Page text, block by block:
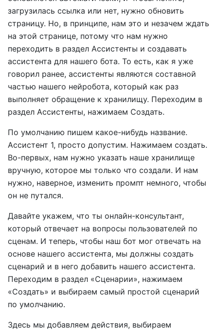
загрузилась ссылка или нет, нужно обновить
страницу. Но, в принципе, нам это и незачем ждать
на этой странице, потому что нам нужно
переходить в раздел Ассистенты и создавать
ассистента для нашего бота. То есть, как я уже
говорил ранее, ассистенты являются составной
частью нашего нейробота, который как раз
выполняет обращение к хранилищу. Переходим в
раздел Ассистенты, нажимаем Создать.
По умолчанию пишем какое-нибудь название.
Ассистент 1, просто допустим. Нажимаем создать.
Во-первых, нам нужно указать наше хранилище
вручную, которое мы только что создали. И нам
нужно, наверное, изменить промпт немного, чтобы
он не путался.
Давайте укажем, что ты онлайн-консультант,
который отвечает на вопросы пользователей по
сценам. И теперь, чтобы наш бот мог отвечать на
основе нашего ассистента, мы должны создать
сценарий и в него добавить нашего ассистента.
Переходим в раздел «Сценарии», нажимаем
«Создать» и выбираем самый простой сценарий
по умолчанию.
Здесь мы добавляем действия, выбираем